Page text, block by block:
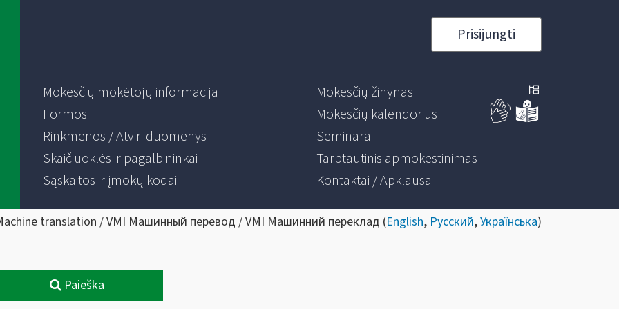
Prisijungti
Mokesčių mokėtojų informacija
Formos
Rinkmenos / Atviri duomenys
Skaičiuoklės ir pagalbininkai
Sąskaitos ir įmokų kodai
Mokesčių žinynas
Mokesčių kalendorius
Seminarai
Tarptautinis apmokestinimas
Kontaktai / Apklausa
translation / VMI Машинный перевод / VMI Машинний переклад (English, Русский,Українська)
Paieška